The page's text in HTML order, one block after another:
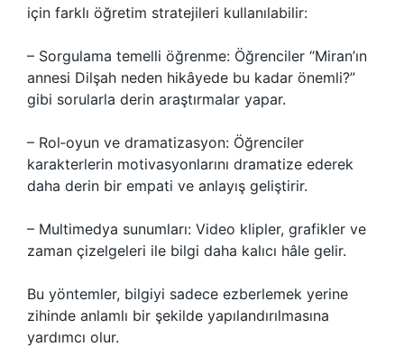
için farklı öğretim stratejileri kullanılabilir:
– Sorgulama temelli öğrenme: Öğrenciler “Miran’ın
annesi Dilşah neden hikâyede bu kadar önemli?”
gibi sorularla derin araştırmalar yapar.
– Rol‑oyun ve dramatizasyon: Öğrenciler
karakterlerin motivasyonlarını dramatize ederek
daha derin bir empati ve anlayış geliştirir.
– Multimedya sunumları: Video klipler, grafikler ve
zaman çizelgeleri ile bilgi daha kalıcı hâle gelir.
Bu yöntemler, bilgiyi sadece ezberlemek yerine
zihinde anlamlı bir şekilde yapılandırılmasına
yardımcı olur.